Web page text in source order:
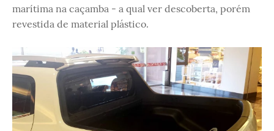
marítima na caçamba - a qual ver descoberta, porém
revestida de material plástico.